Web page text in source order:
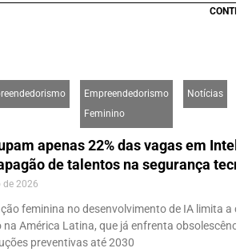
Empreendedorismo
Feminino
Notícias
apenas 22% das vagas em
de talentos na segurança
de 2026
feminina no desenvolvimento de IA limita a
América Latina, que já enfrenta
preventivas até 2030